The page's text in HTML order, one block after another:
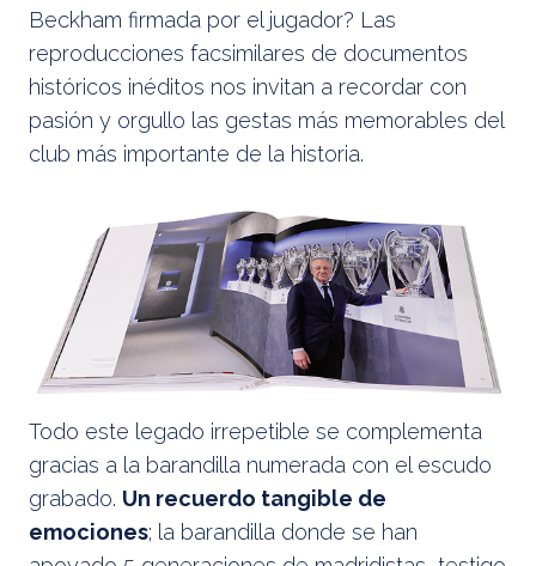
Beckham firmada por el jugador? Las
reproducciones facsimilares de documentos
históricos inéditos nos invitan a recordar con
pasión y orgullo las gestas más memorables del
club más importante de la historia.
Todo este legado irrepetible se complementa
gracias a la barandilla numerada con el escudo
grabado. Un recuerdo tangible de
emociones; la barandilla donde se han